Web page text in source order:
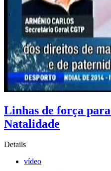
Linhas de força
Natalidade
Details
vídeo